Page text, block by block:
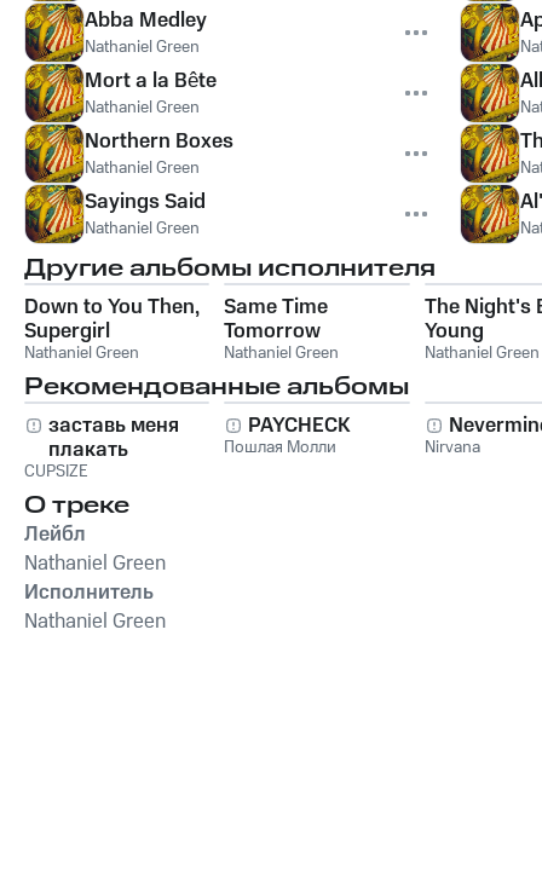
Abba Medley
Nathaniel Green
Mort a la Bête
Nathaniel Green
Northern Boxes
Nathaniel Green
Sayings Said
Nathaniel Green
Другие альбомы исполнителя
Down to You Then,
Supergirl
Nathaniel Green
Same Time
Tomorrow
Nathaniel Green
The Night's
Young
Nathaniel Green
Рекомендованные альбомы
заставь меня
плакать
CUPSIZE
PAYCHECK
Пошлая Молли Nirvana
О треке
Лейбл
Nathaniel Green
Исполнитель
Nathaniel Green